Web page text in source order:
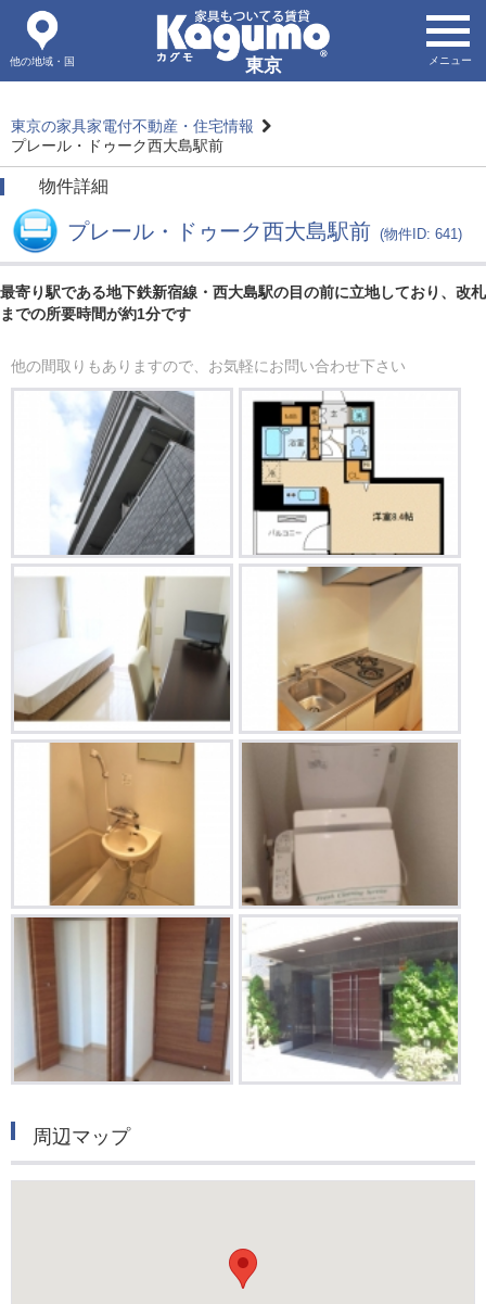
東京
他の地域・国 メニュー
東京の家具家電付不動産・住宅情報
プレール・ドゥーク西大島駅前
物件詳細
プレール・ドゥーク西大島駅前 (物件ID: 641)
最寄り駅である地下鉄新宿線・西大島駅の目の前に立地しており、改札
までの所要時間が約1分です
他の間取りもありますので、お気軽にお問い合わせ下さい
周辺マップ